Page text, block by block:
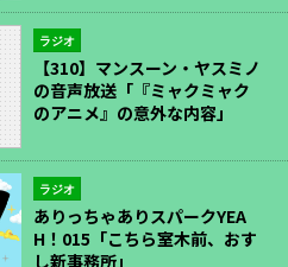
ラジオ
【310】マンスーン・ヤスミノ
の音声放送「『ミャクミャク
のアニメ』の意外な内容」
ラジオ
ありっちゃありスパークYEA
H！015「こちら室木前、おす
し新事務所」